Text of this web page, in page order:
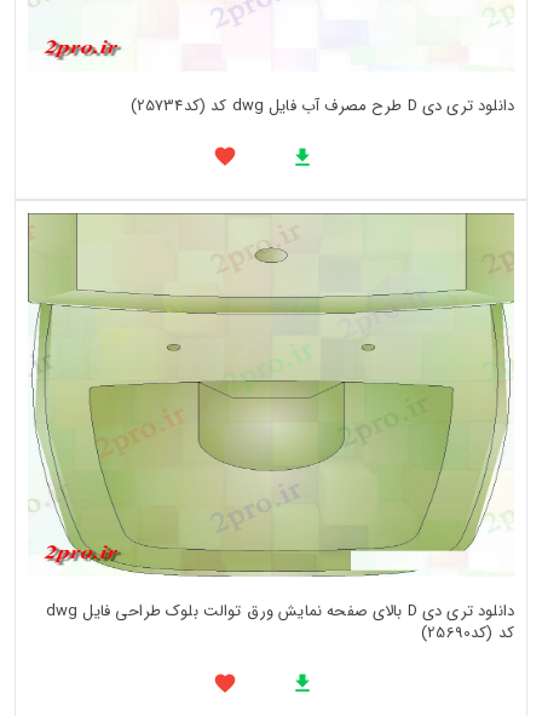
دانلود تری دی D طرح مصرف آب فایل dwg کد (کد25734)
دانلود تری دی D بالای صفحه نمایش ورق توالت بلوک طراحی فایل dwg
کد (کد25690)